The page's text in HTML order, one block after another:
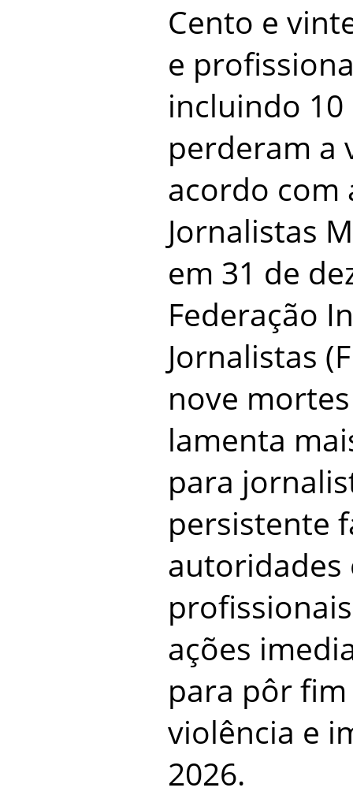
Cento e
e
incluindo
perderam a
acordo com
Jornalistas
em 31 de
Federação
Jornalistas
nove
lamenta
para
persistente
autoridades
ações
para pôr
violência e
2026.